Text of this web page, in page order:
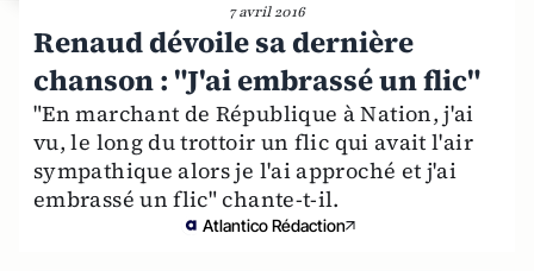
7 avril 2016
Renaud dévoile sa dernière
chanson : "J'ai embrassé un flic"
"En marchant de République à Nation, j'ai
vu, le long du trottoir un flic qui avait l'air
sympathique alors je l'ai approché et j'ai
embrassé un flic" chante-t-il.
Atlantico Rédaction